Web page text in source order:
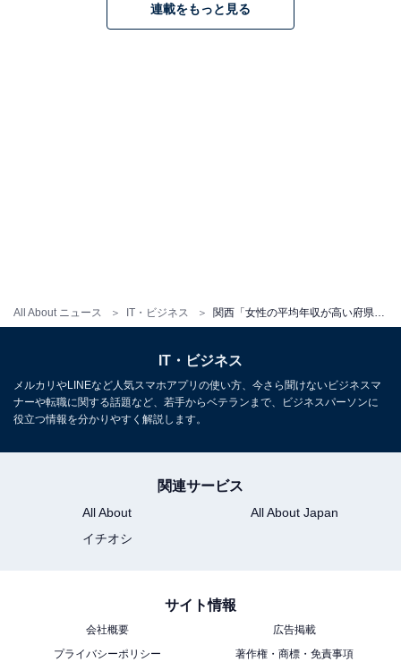
All About ニュース IT・ビジネス
1 2
連載をもっと見る
IT・ビジネス
メルカリやLINEなど人気スマホアプリの使い方、今さら聞けないビジネスマ
ナーや転職に関する話題など、若手からベテランまで、ビジネスパーソンに
役立つ情報を分かりやすく解説します。
関連サービス
All About
All About Japan
イチオシ
サイト情報
会社概要
広告掲載
プライバシーポリシー
著作権・商標・免責事項